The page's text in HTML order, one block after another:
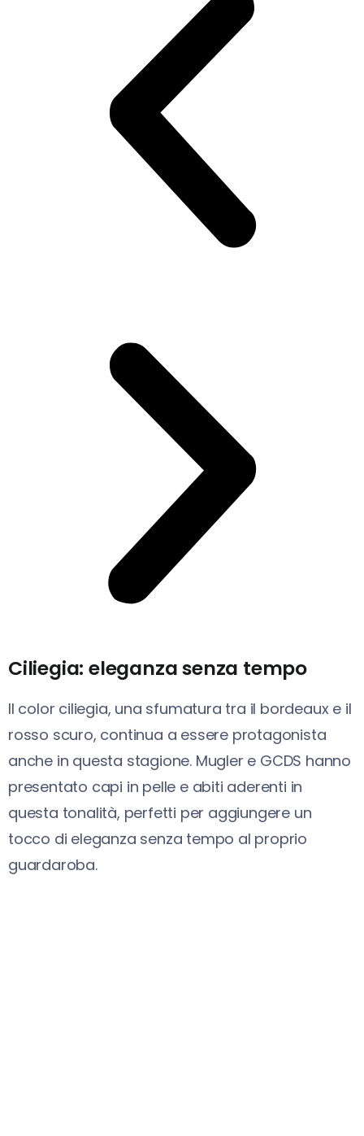
Ciliegia: eleganza senza tempo
Il color ciliegia, una sfumatura tra il bordeaux e il
rosso scuro, continua a essere protagonista
anche in questa stagione. Mugler e GCDS hanno
presentato capi in pelle e abiti aderenti in
questa tonalità, perfetti per aggiungere un
tocco di eleganza senza tempo al proprio
guardaroba.